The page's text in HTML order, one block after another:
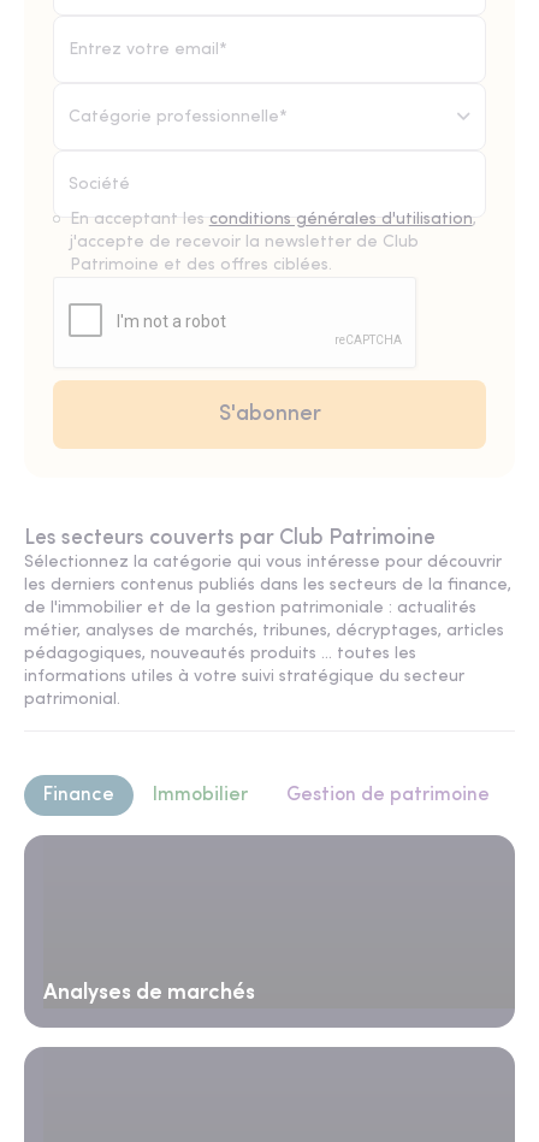
Catégorie professionnelle*
En acceptant les conditions générales d'utilisation,
j'accepte de recevoir la newsletter de Club
Patrimoine et des offres ciblées.
Les secteurs couverts par Club Patrimoine
Sélectionnez la catégorie qui vous intéresse pour découvrir
les derniers contenus publiés dans les secteurs de la finance,
de l'immobilier et de la gestion patrimoniale : actualités
métier, analyses de marchés, tribunes, décryptages, articles
pédagogiques, nouveautés produits ... toutes les
informations utiles à votre suivi stratégique du secteur
patrimonial.
Finance Immobilier Gestion de patrimoine
Analyses de marchés